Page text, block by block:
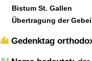
Bistum St. Gallen
Übertragung der
Gedenktag